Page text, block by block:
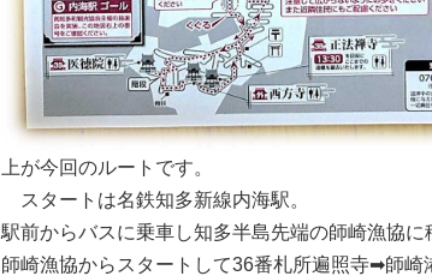
上が今回のルートです。
スタートは名鉄知多新線内海駅。
駅前からバスに乗車し知多半島先端の師崎漁協に
師崎漁協からスタートして36番札所遍照寺➡師崎